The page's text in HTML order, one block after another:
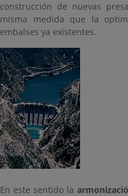
construcción de nuevas
misma medida que la
embalses ya existentes.
En este sentido la